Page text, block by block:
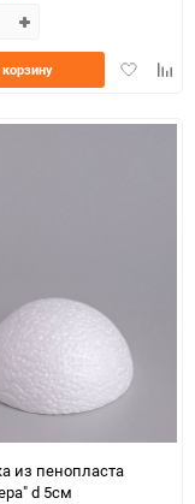
Добавить
из пенопласта
"Полусфера" d 5см